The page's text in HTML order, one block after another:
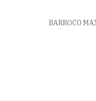
BARROCO